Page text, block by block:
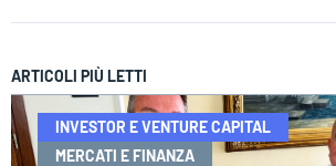
ARTICOLI PIÙ LETTI
INVESTOR E VENTURE CAPITAL
MERCATI E FINANZA